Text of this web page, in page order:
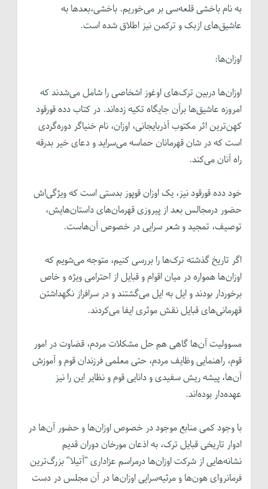
به نام باخشی قلعه‌سی بر می‌خوریم. باخشی،بعدها به
عاشیق‌های ازبک و ترکمن نیز اطلاق شده است.
اوزان‌ها:
اوزان‌ها دربین ترک‌های اوغوز اشخاصی را شامل می‌شدند که
امروزه عاشیق‌ها برآن جایگاه تکیه زده‌‌اند. در کتاب دده قورقود
کهن‌ترین اثر مکتوب آذربایجانی، اوزان، نام خنیاگر دوره‌گردی
است که در شان قهرمانان حماسه می‌سراید و دعای خیر بدرقه
راه آنان می‌کند.
خود د‌ده قورقود نیز، یک اوزان قوپوز بدستی است که ویژگی‌اش
حضور درمجالس بعد از پیروزی قهرمان‌های داستان‌هایش،
توصیف، تمجید و شعر سرایی در خصوص آن‌هاست.
اگر تاریخ گذشته ترک‌ها را بررسی کنیم، متوجه می‌شویم که
اوزان‌ها همواره در میان اقوام و قبایل از احترامی ویژه و خاص
برخوردار بودند و ایل به ایل می‌گشتند و در سرافراز نگهداشتن
قهرمانی‌های قبایل نقش موثری ایفا می‌کردند.
مسوولیت آن‌ها گاهی هم حل مشکلات مردم، قضاوت در امور
قوم، راهنمایی وظایف مردم، حتی معلمی فرزندان قوم و آموزش
آن‌ها، پیشه‌ ریش سفیدی و دانایی قوم و نظایر این را نیز
عهده‌دار بوده‌اند.
با وجود کمی منابع موجود در خصوص اوزان‌ها و حضور آن‌ها در
ادوار تاریخی قبایل ترک، به اذعان مورخان دوران قدیم
نشانه‌هایی از شرکت اوزان‌ها درمراسم عزاداری "آتیلا" بزرگ‌ترین
فرمانروای هون‌ها و مرثیه‌سرایی اوزان‌ها در آن مجلس در دست